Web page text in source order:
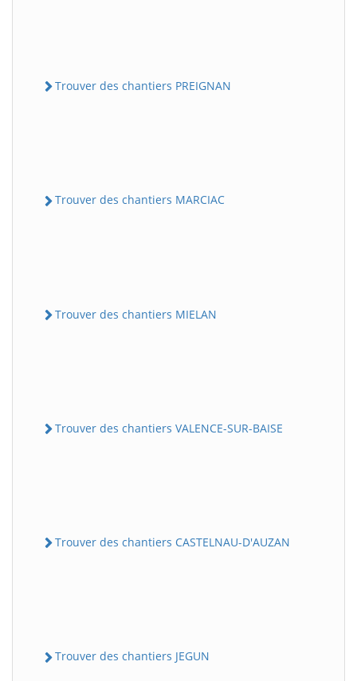
Trouver des chantiers PREIGNAN
Trouver des chantiers MARCIAC
Trouver des chantiers MIELAN
Trouver des chantiers VALENCE-SUR-BAISE
Trouver des chantiers CASTELNAU-D'AUZAN
Trouver des chantiers JEGUN